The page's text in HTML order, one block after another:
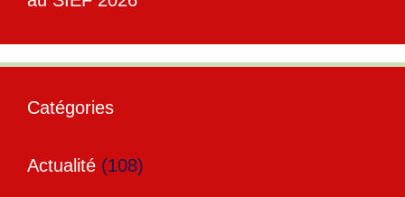
Catégories
Actualité (108)